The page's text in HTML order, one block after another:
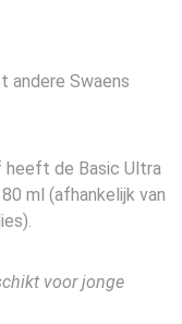
andere Swaens
heeft de Basic Ultra
ml (afhankelijk van
voor jonge